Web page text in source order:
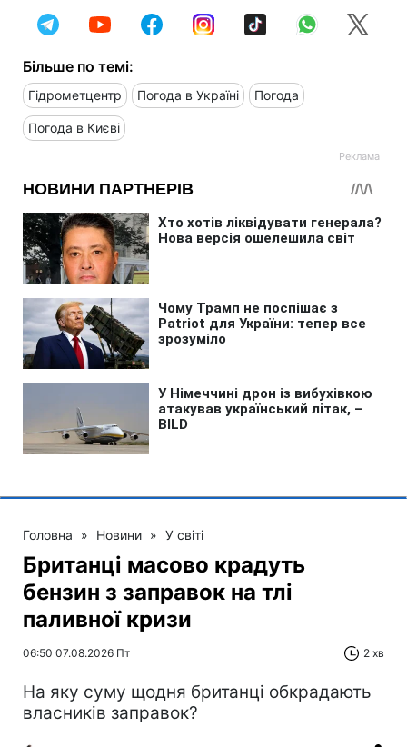
Більше по темі:
Гідрометцентр Погода в Україні Погода
Погода в Києві
Головна » Новини » У світі
Британці масово крадуть
бензин з заправок на тлі
паливної кризи
06:50 07.08.2026 Пт 2 хв
На яку суму щодня британці обкрадають
власників заправок?